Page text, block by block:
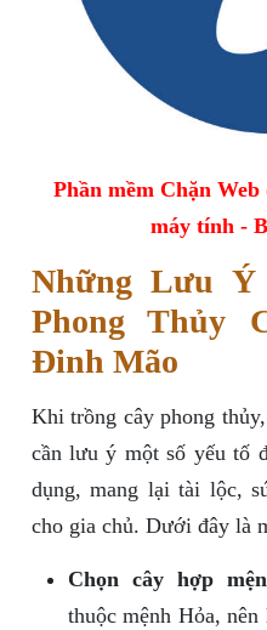
Phần mềm Chặn
máy tính -
Những Lưu
Phong Thủy
Đinh Mão
Khi trồng cây phong
cần lưu ý một số yếu tố
dụng, mang lại tài lộc,
cho gia chủ. Dưới đây là
Chọn cây hợp
thuộc mệnh Hỏa,